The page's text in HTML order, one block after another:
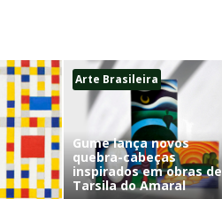
Arte Brasileira
Gume lança novos
quebra-cabeças
inspirados em obras de
Tarsila do Amaral